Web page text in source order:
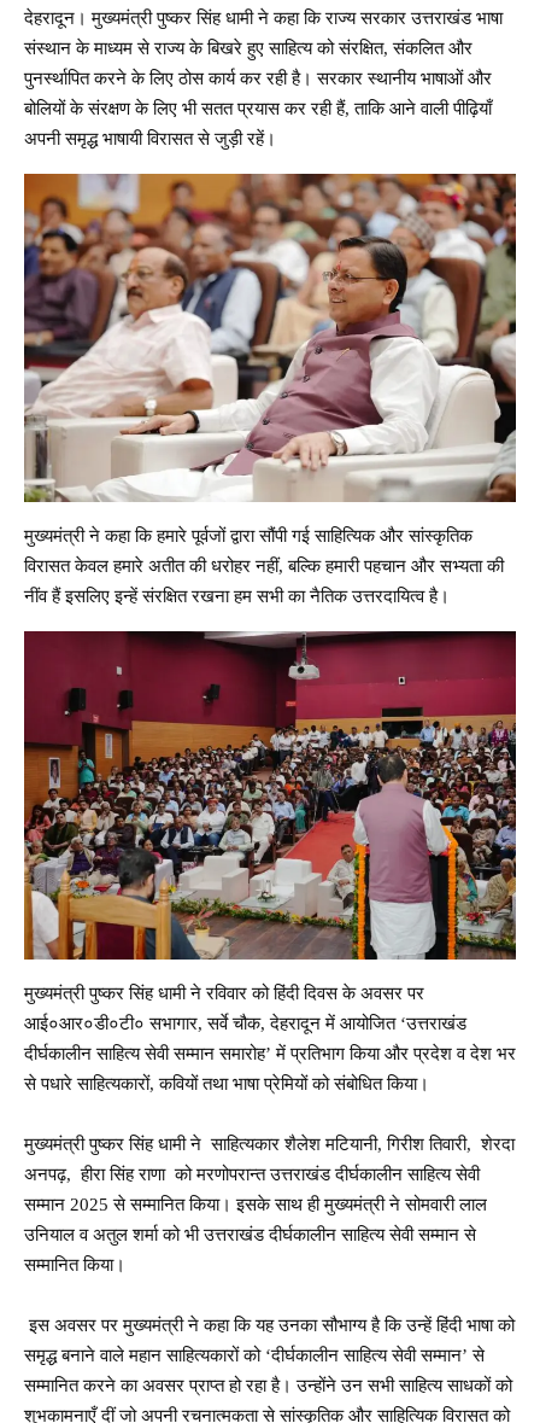
देहरादून। मुख्यमंत्री पुष्कर सिंह धामी ने कहा कि राज्य सरकार उत्तराखंड भाषा
संस्थान के माध्यम से राज्य के बिखरे हुए साहित्य को संरक्षित, संकलित और
पुनर्स्थापित करने के लिए ठोस कार्य कर रही है। सरकार स्थानीय भाषाओं और
बोलियों के संरक्षण के लिए भी सतत प्रयास कर रही हैं, ताकि आने वाली पीढ़ियाँ
अपनी समृद्ध भाषायी विरासत से जुड़ी रहें।
मुख्यमंत्री ने कहा कि हमारे पूर्वजों द्वारा सौंपी गई साहित्यिक और सांस्कृतिक
विरासत केवल हमारे अतीत की धरोहर नहीं, बल्कि हमारी पहचान और सभ्यता की
नींव हैं इसलिए इन्हें संरक्षित रखना हम सभी का नैतिक उत्तरदायित्व है।
मुख्यमंत्री पुष्कर सिंह धामी ने रविवार को हिंदी दिवस के अवसर पर
आई०आर०डी०टी० सभागार, सर्वे चौक, देहरादून में आयोजित ‘उत्तराखंड
दीर्घकालीन साहित्य सेवी सम्मान समारोह’ में प्रतिभाग किया और प्रदेश व देश भर
से पधारे साहित्यकारों, कवियों तथा भाषा प्रेमियों को संबोधित किया।
मुख्यमंत्री पुष्कर सिंह धामी ने साहित्यकार शैलेश मटियानी, गिरीश तिवारी, शेरदा
अनपढ़, हीरा सिंह राणा को मरणोपरान्त उत्तराखंड दीर्घकालीन साहित्य सेवी
सम्मान 2025 से सम्मानित किया। इसके साथ ही मुख्यमंत्री ने सोमवारी लाल
उनियाल व अतुल शर्मा को भी उत्तराखंड दीर्घकालीन साहित्य सेवी सम्मान से
सम्मानित किया।
इस अवसर पर मुख्यमंत्री ने कहा कि यह उनका सौभाग्य है कि उन्हें हिंदी भाषा को
समृद्ध बनाने वाले महान साहित्यकारों को ‘दीर्घकालीन साहित्य सेवी सम्मान’ से
सम्मानित करने का अवसर प्राप्त हो रहा है। उन्होंने उन सभी साहित्य साधकों को
शुभकामनाएँ दीं जो अपनी रचनात्मकता से सांस्कृतिक और साहित्यिक विरासत को